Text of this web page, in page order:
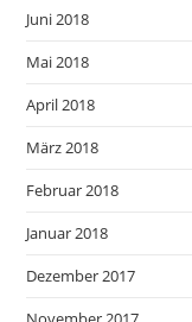
Juni 2018
Mai 2018
April 2018
März 2018
Februar 2018
Januar 2018
Dezember 2017